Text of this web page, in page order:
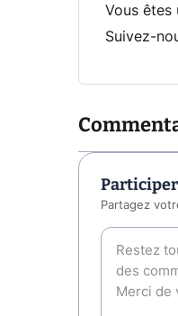
Vous êtes
Suivez-
Partagez